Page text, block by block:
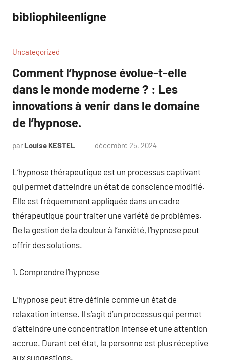
contenu
bibliophileenligne
Uncategorized
Comment l’hypnose évolue-t-elle
dans le monde moderne ? : Les
innovations à venir dans le domaine
de l’hypnose.
par Louise KESTEL décembre 25, 2024
L’hypnose thérapeutique est un processus captivant
qui permet d’atteindre un état de conscience modifié.
Elle est fréquemment appliquée dans un cadre
thérapeutique pour traiter une variété de problèmes.
De la gestion de la douleur à l’anxiété, l’hypnose peut
offrir des solutions.
1. Comprendre l’hypnose
L’hypnose peut être définie comme un état de
relaxation intense. Il s’agit d’un processus qui permet
d’atteindre une concentration intense et une attention
accrue. Durant cet état, la personne est plus réceptive
aux suggestions.